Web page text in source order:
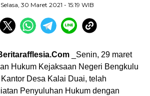
Selasa, 30 Maret 2021 - 15:19 WIB
_Senin, 29 maret
Hukum Kejaksaan Negeri Bengkulu
Desa Kalai Duai, telah
Penyuluhan Hukum dengan